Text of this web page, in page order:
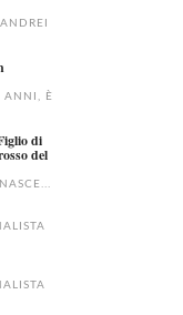
ANNI, È
di
del